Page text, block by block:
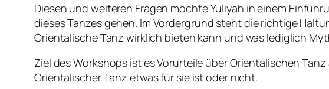
Diesen und weiteren Fragen möchte Yuliyah in einem
dieses Tanzes gehen. Im Vordergrund steht die richtige
Orientalische Tanz wirklich bieten kann und was lediglich
Ziel des Workshops ist es Vorurteile über Orientalischen
Orientalischer Tanz etwas für sie ist oder nicht.